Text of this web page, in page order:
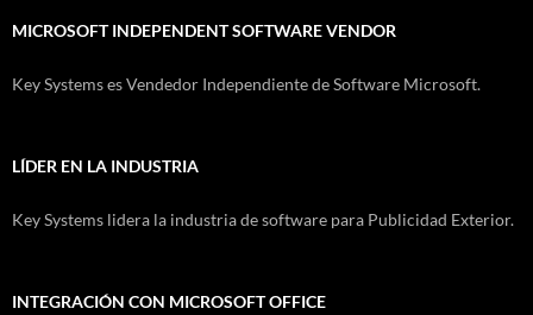
MICROSOFT INDEPENDENT SOFTWARE VENDOR
Key Systems es Vendedor Independiente de Software Microsoft.
LÍDER EN LA INDUSTRIA
Key Systems lidera la industria de software para Publicidad Exterior.
INTEGRACIÓN CON MICROSOFT OFFICE